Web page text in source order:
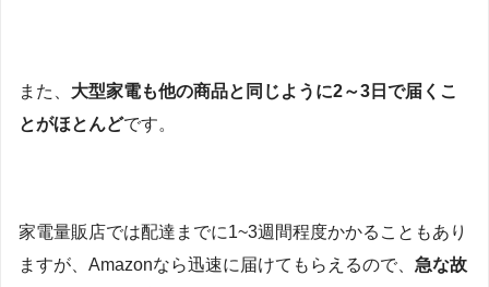
また、 大型家電も他の商品と同じように2～3日で届くこ
とがほとんどです。
家電量販店では配達までに1~3週間程度かかることもあり
ますが、Amazonなら迅速に届けてもらえるので、 急な故